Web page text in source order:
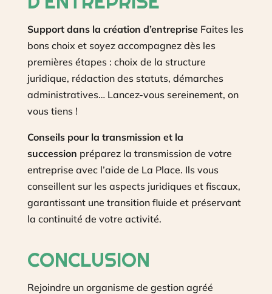
Support dans la création d’entrepriseFaites les
bons choix et soyez accompagnez dès les
premières étapes : choix de la structure
juridique, rédaction des statuts, démarches
administratives… Lancez-vous sereinement, on
vous tiens !
Conseils pour la transmission et la
succession préparez la transmission de votre
entreprise avec l’aide de La Place. Ils vous
conseillent sur les aspects juridiques et fiscaux,
garantissant une transition fluide et préservant
la continuité de votre activité.
CONCLUSION
Rejoindre un organisme de gestion agréé